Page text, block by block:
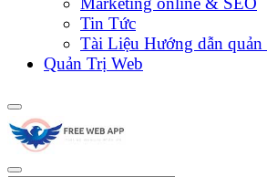
Tin Tức
Tài Liệu Hướng dẫn
Quản Trị Web